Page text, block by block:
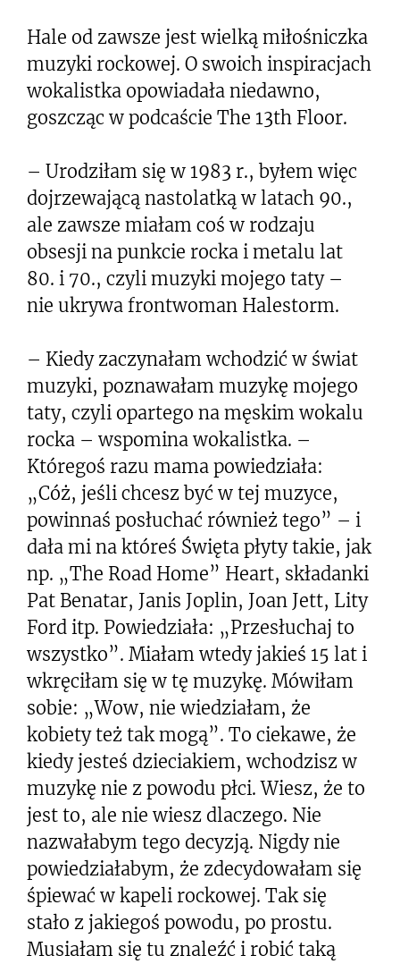
Hale od zawsze jest wielką miłośniczka
muzyki rockowej. O swoich inspiracjach
wokalistka opowiadała niedawno,
goszcząc w podcaście The 13th Floor.
– Urodziłam się w 1983 r., byłem więc
dojrzewającą nastolatką w latach 90.,
ale zawsze miałam coś w rodzaju
obsesji na punkcie rocka i metalu lat
80. i 70., czyli muzyki mojego taty –
nie ukrywa frontwoman Halestorm.
– Kiedy zaczynałam wchodzić w świat
muzyki, poznawałam muzykę mojego
taty, czyli opartego na męskim wokalu
rocka – wspomina wokalistka. –
Któregoś razu mama powiedziała:
„Cóż, jeśli chcesz być w tej muzyce,
powinnaś posłuchać również tego” – i
dała mi na któreś Święta płyty takie, jak
np. „The Road Home” Heart, składanki
Pat Benatar, Janis Joplin, Joan Jett, Lity
Ford itp. Powiedziała: „Przesłuchaj to
wszystko”. Miałam wtedy jakieś 15 lat i
wkręciłam się w tę muzykę. Mówiłam
sobie: „Wow, nie wiedziałam, że
kobiety też tak mogą”. To ciekawe, że
kiedy jesteś dzieciakiem, wchodzisz w
muzykę nie z powodu płci. Wiesz, że to
jest to, ale nie wiesz dlaczego. Nie
nazwałabym tego decyzją. Nigdy nie
powiedziałabym, że zdecydowałam się
śpiewać w kapeli rockowej. Tak się
stało z jakiegoś powodu, po prostu.
Musiałam się tu znaleźć i robić taką